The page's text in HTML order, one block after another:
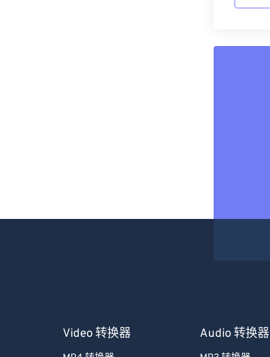
Video 转换器 Audio 转换器